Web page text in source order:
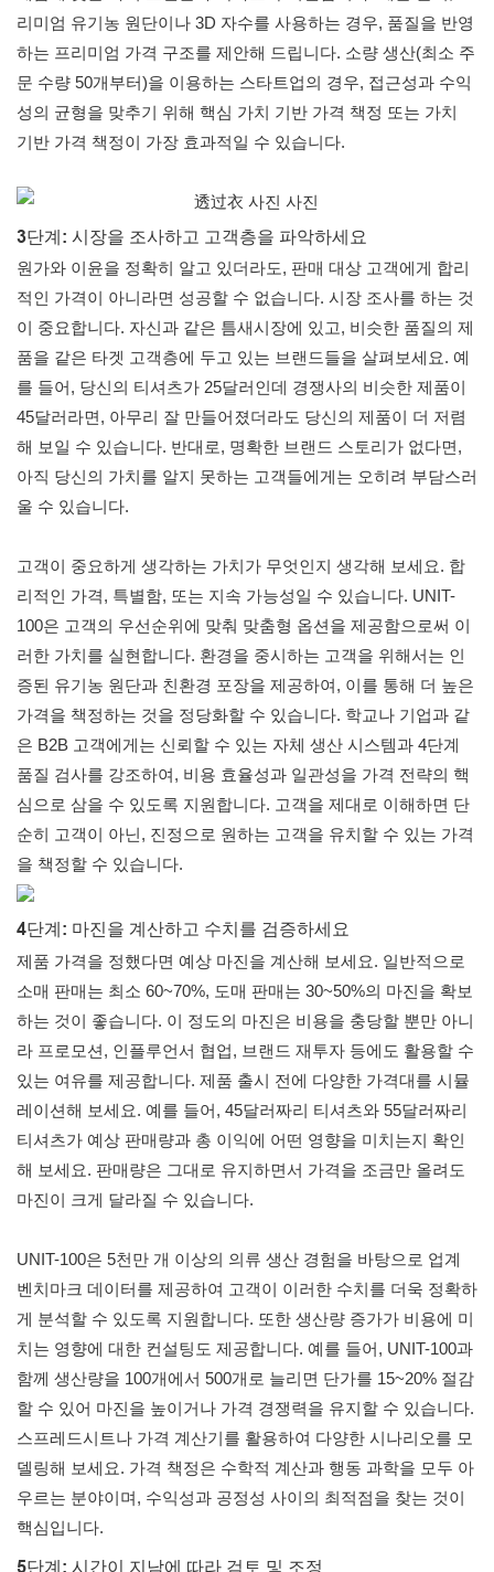
리미엄 유기농 원단이나 3D 자수를 사용하는 경우, 품질을 반영
하는 프리미엄 가격 구조를 제안해 드립니다. 소량 생산(최소 주
문 수량 50개부터)을 이용하는 스타트업의 경우, 접근성과 수익
성의 균형을 맞추기 위해 핵심 가치 기반 가격 책정 또는 가치
기반 가격 책정이 가장 효과적일 수 있습니다.
3단계: 시장을 조사하고 고객층을 파악하세요
원가와 이윤을 정확히 알고 있더라도, 판매 대상 고객에게 합리
적인 가격이 아니라면 성공할 수 없습니다. 시장 조사를 하는 것
이 중요합니다. 자신과 같은 틈새시장에 있고, 비슷한 품질의 제
품을 같은 타겟 고객층에 두고 있는 브랜드들을 살펴보세요. 예
를 들어, 당신의 티셔츠가 25달러인데 경쟁사의 비슷한 제품이
45달러라면, 아무리 잘 만들어졌더라도 당신의 제품이 더 저렴
해 보일 수 있습니다. 반대로, 명확한 브랜드 스토리가 없다면,
아직 당신의 가치를 알지 못하는 고객들에게는 오히려 부담스러
울 수 있습니다.
고객이 중요하게 생각하는 가치가 무엇인지 생각해 보세요. 합
리적인 가격, 특별함, 또는 지속 가능성일 수 있습니다. UNIT-
100은 고객의 우선순위에 맞춰 맞춤형 옵션을 제공함으로써 이
러한 가치를 실현합니다. 환경을 중시하는 고객을 위해서는 인
증된 유기농 원단과 친환경 포장을 제공하여, 이를 통해 더 높은
가격을 책정하는 것을 정당화할 수 있습니다. 학교나 기업과 같
은 B2B 고객에게는 신뢰할 수 있는 자체 생산 시스템과 4단계
품질 검사를 강조하여, 비용 효율성과 일관성을 가격 전략의 핵
심으로 삼을 수 있도록 지원합니다. 고객을 제대로 이해하면 단
순히 고객이 아닌, 진정으로 원하는 고객을 유치할 수 있는 가격
을 책정할 수 있습니다.
4단계: 마진을 계산하고 수치를 검증하세요
제품 가격을 정했다면 예상 마진을 계산해 보세요. 일반적으로
소매 판매는 최소 60~70%, 도매 판매는 30~50%의 마진을 확보
하는 것이 좋습니다. 이 정도의 마진은 비용을 충당할 뿐만 아니
라 프로모션, 인플루언서 협업, 브랜드 재투자 등에도 활용할 수
있는 여유를 제공합니다. 제품 출시 전에 다양한 가격대를 시뮬
레이션해 보세요. 예를 들어, 45달러짜리 티셔츠와 55달러짜리
티셔츠가 예상 판매량과 총 이익에 어떤 영향을 미치는지 확인
해 보세요. 판매량은 그대로 유지하면서 가격을 조금만 올려도
마진이 크게 달라질 수 있습니다.
UNIT-100은 5천만 개 이상의 의류 생산 경험을 바탕으로 업계
벤치마크 데이터를 제공하여 고객이 이러한 수치를 더욱 정확하
게 분석할 수 있도록 지원합니다. 또한 생산량 증가가 비용에 미
치는 영향에 대한 컨설팅도 제공합니다. 예를 들어, UNIT-100과
함께 생산량을 100개에서 500개로 늘리면 단가를 15~20% 절감
할 수 있어 마진을 높이거나 가격 경쟁력을 유지할 수 있습니다.
스프레드시트나 가격 계산기를 활용하여 다양한 시나리오를 모
델링해 보세요. 가격 책정은 수학적 계산과 행동 과학을 모두 아
우르는 분야이며, 수익성과 공정성 사이의 최적점을 찾는 것이
핵심입니다.
5단계: 시간이 지남에 따라 검토 및 조정